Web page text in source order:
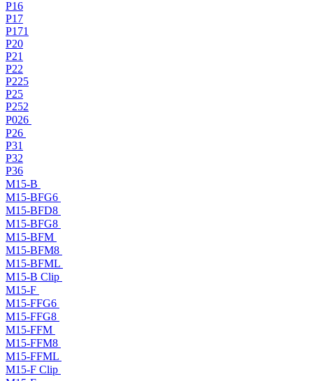
P16
P17
P171
P20
P21
P22
P225
P25
P252
P026
P26
P31
P32
P36
M15-B
M15-BFG6
M15-BFD8
M15-BFG8
M15-BFM
M15-BFM8
M15-BFML
M15-B Clip
M15-F
M15-FFG6
M15-FFG8
M15-FFM
M15-FFM8
M15-FFML
M15-F Clip